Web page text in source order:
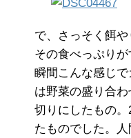
で、さっそく餌や
その食べっぷり
瞬間こんな感じ
は野菜の盛り合
切りにしたもの
たものでした。